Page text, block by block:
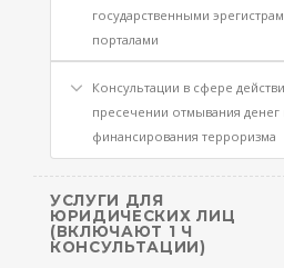
государственными
порталами
Консультации в сфере
пресечении отмывания денег
финансирования терроризма
УСЛУГИ ДЛЯ
ЮРИДИЧЕСКИХ ЛИЦ
(ВКЛЮЧАЮТ 1 Ч
КОНСУЛЬТАЦИИ)